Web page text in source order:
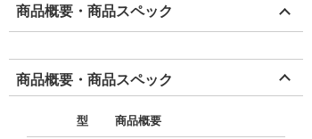
商品概要・商品スペック
商品概要・商品スペック
型 商品概要